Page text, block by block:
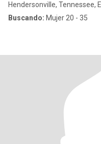
Hendersonville, Tennessee,
Buscando: Mujer 20 - 35